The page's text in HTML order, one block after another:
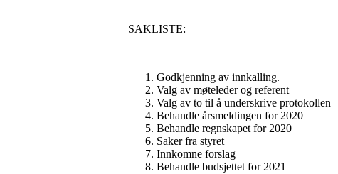
SAKLISTE:
Godkjenning av innkalling.
Valg av møteleder og referent
Valg av to til å underskrive protokollen
Behandle årsmeldingen for 2020
Behandle regnskapet for 2020
Saker fra styret
Innkomne forslag
Behandle budsjettet for 2021